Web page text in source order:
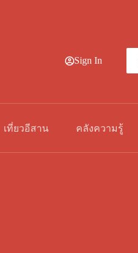
Sign In
เที่ยวอีสาน คลังความรู้